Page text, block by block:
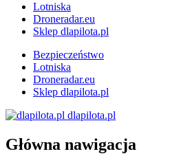
Lotniska
Droneradar.eu
Sklep dlapilota.pl
Bezpieczeństwo
Lotniska
Droneradar.eu
Sklep dlapilota.pl
dlapilota.pl
Główna nawigacja